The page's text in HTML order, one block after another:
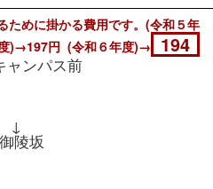
ために掛かる費用です。(令和５年
)→197円 (令和６年度)→
194
ャンパス前
↓
陵坂